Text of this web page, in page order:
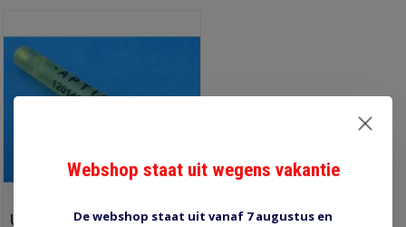
Uitdruktool Delphi Weater-
Webshop staat uit wegens vakantie
De webshop staat uit vanaf 7 augustus en